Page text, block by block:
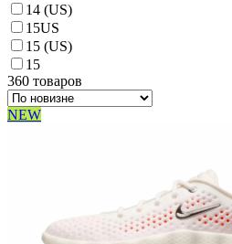
14 (US)
15US
15 (US)
15
360 товаров
NEW